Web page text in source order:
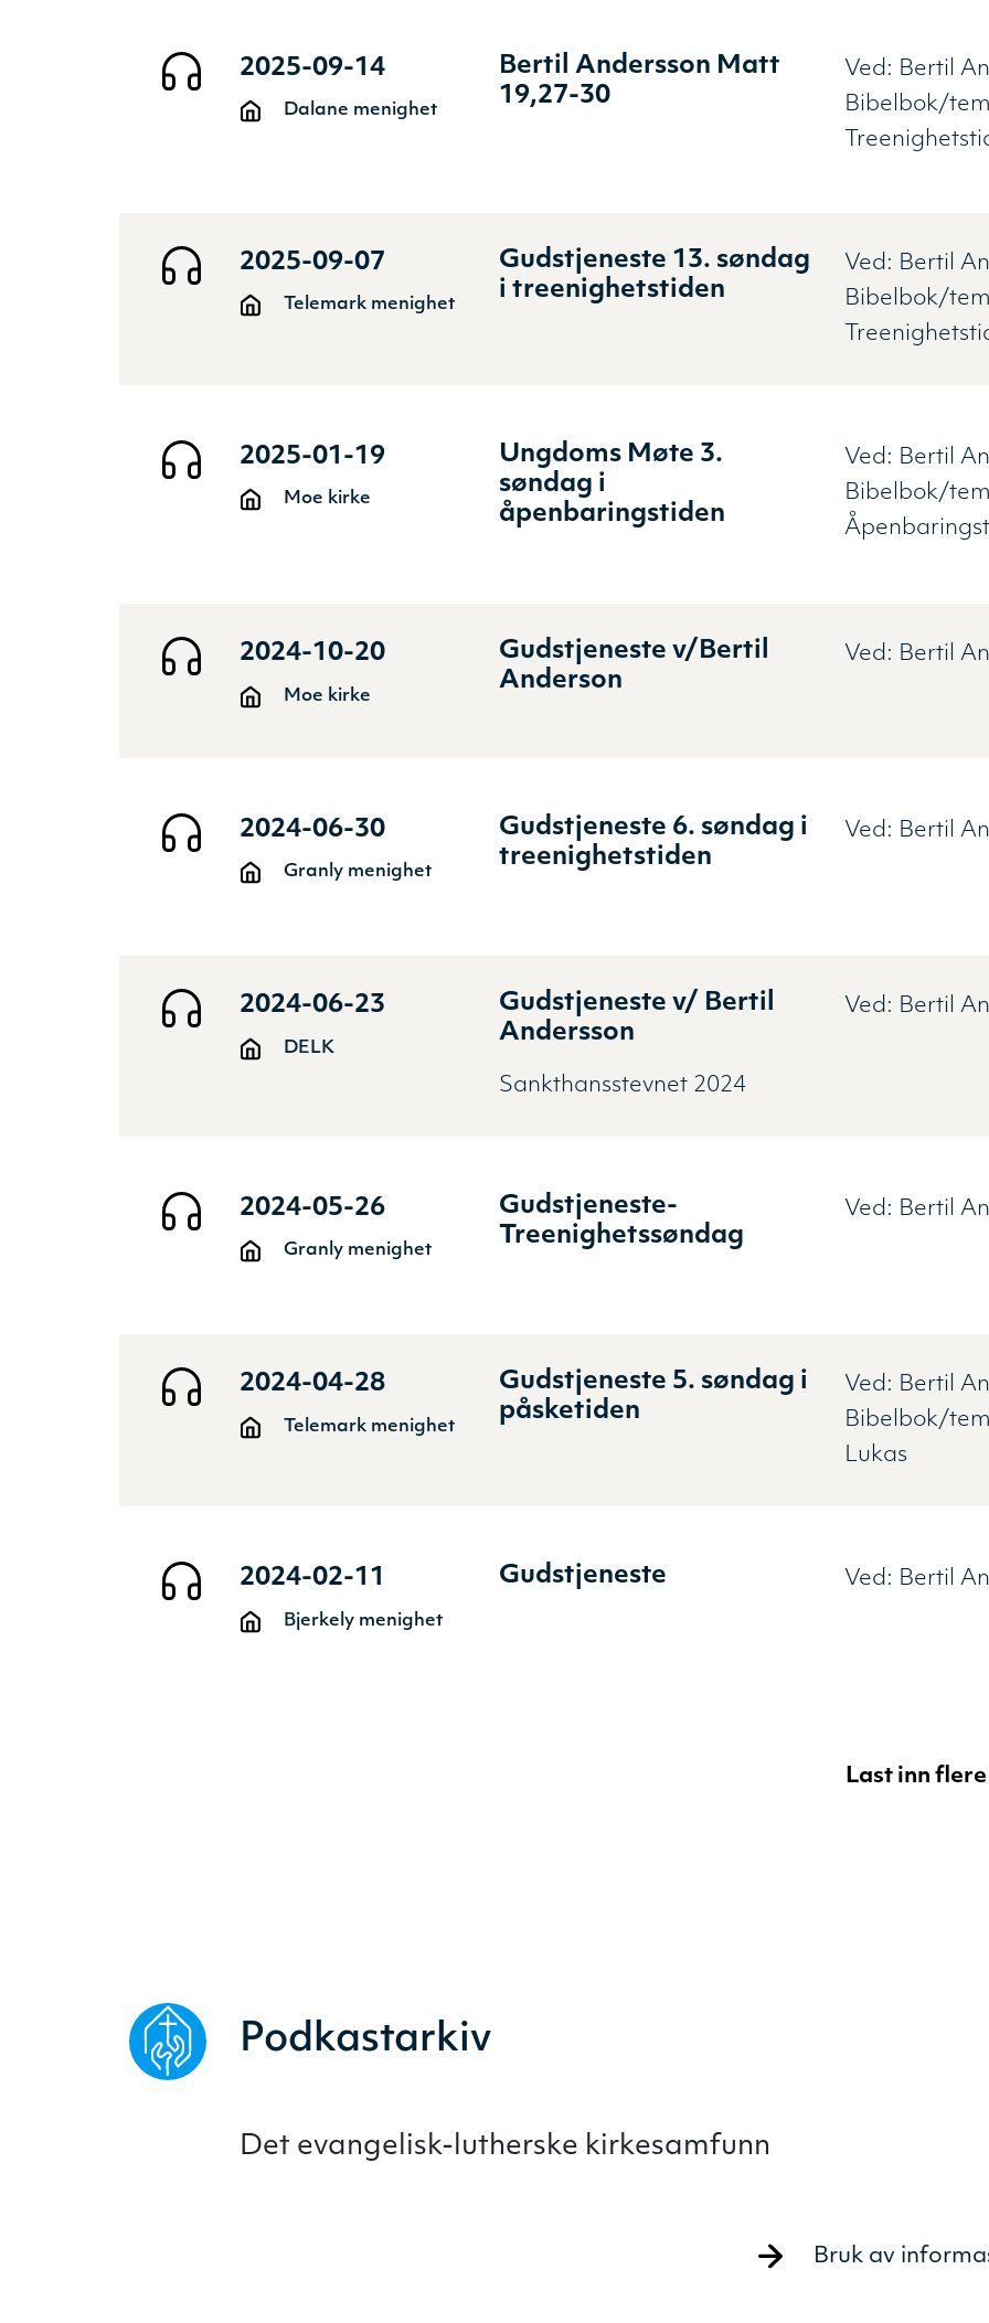
2025-09-14
Dalane menighet
Bertil Andersson Matt
19,27-30
Ved: Bertil
Bibelbok/
2025-09-07
Telemark menighet
Gudstjeneste 13. søndag
i treenighetstiden
Ved: Bertil
Bibelbok/
2025-01-19
Moe kirke
Ungdoms Møte 3.
søndag i
åpenbaringstiden
Ved: Bertil
Bibelbok/
2024-10-20
Moe kirke
Gudstjeneste v/Bertil
Anderson
Ved: Bertil
2024-06-30
Granly menighet
Gudstjeneste 6. søndag i
treenighetstiden
Ved: Bertil
2024-06-23
DELK
Gudstjeneste v/ Bertil
Andersson
Sankthansstevnet 2024
Ved: Bertil
2024-05-26
Granly menighet
Gudstjeneste-
Treenighetssøndag
Ved: Bertil
2024-04-28
Telemark menighet
Gudstjeneste 5. søndag i
påsketiden
Ved: Bertil
Bibelbok/
Lukas
2024-02-11
Bjerkely menighet
Gudstjeneste Ved: Bertil
Last inn
Podkastarkiv
Det evangelisk-lutherske kirkesamfunn
Bruk av